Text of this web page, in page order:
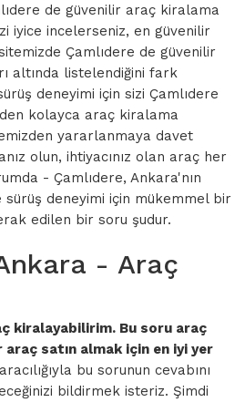
de güvenilir araç kiralama
iyice incelerseniz, en güvenilir
Çamlıdere de güvenilir
altında listelendiğini fark
deneyimi için sizi Çamlıdere
kolayca araç kiralama
yararlanmaya davet
olun, ihtiyacınız olan araç her
- Çamlıdere, Ankara'nın
sürüş deneyimi için mükemmel bir
edilen bir soru şudur.
- Araç
kiralayabilirim. Bu soru araç
satın almak için en iyi yer
bu sorunun cevabını
bildirmek isteriz. Şimdi